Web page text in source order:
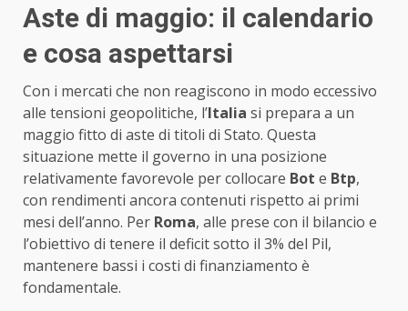
Aste di maggio: il calendario
e cosa aspettarsi
Con i mercati che non reagiscono in modo eccessivo
alle tensioni geopolitiche, l’Italia si prepara a un
maggio fitto di aste di titoli di Stato. Questa
situazione mette il governo in una posizione
relativamente favorevole per collocare Bot e Btp,
con rendimenti ancora contenuti rispetto ai primi
mesi dell’anno. Per Roma, alle prese con il bilancio e
l’obiettivo di tenere il deficit sotto il 3% del Pil,
mantenere bassi i costi di finanziamento è
fondamentale.